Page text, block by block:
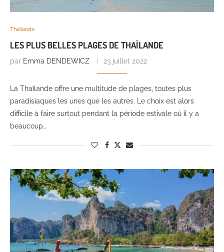
Thaïlande
LES PLUS BELLES PLAGES DE THAÏLANDE
par Emma DENDEWICZ 23 juillet 2022
La Thaïlande offre une multitude de plages, toutes plus
paradisiaques les unes que les autres. Le choix est alors
difficile à faire surtout pendant la période estivale où il y a
beaucoup…